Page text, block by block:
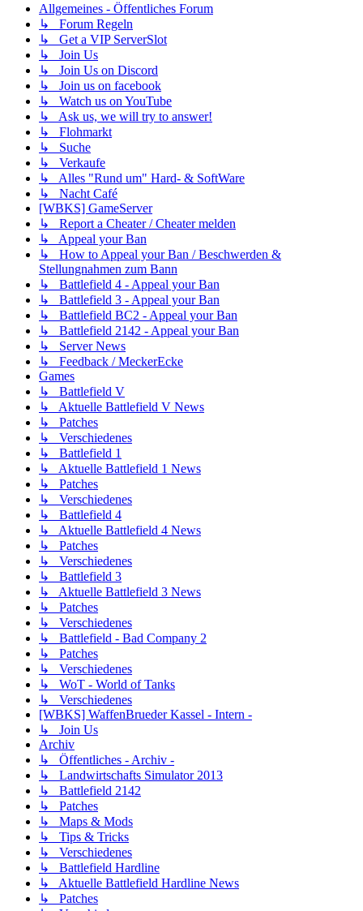
Allgemeines - Öffentliches Forum
↳ Forum Regeln
↳ Get a VIP ServerSlot
↳ Join Us
↳ Join Us on Discord
↳ Join us on facebook
↳ Watch us on YouTube
↳ Ask us, we will try to answer!
↳ Flohmarkt
↳ Suche
↳ Verkaufe
↳ Alles "Rund um" Hard- & SoftWare
↳ Nacht Café
[WBKS] GameServer
↳ Report a Cheater / Cheater melden
↳ Appeal your Ban
↳ How to Appeal your Ban / Beschwerden &
Stellungnahmen zum Bann
↳ Battlefield 4 - Appeal your Ban
↳ Battlefield 3 - Appeal your Ban
↳ Battlefield BC2 - Appeal your Ban
↳ Battlefield 2142 - Appeal your Ban
↳ Server News
↳ Feedback / MeckerEcke
Games
↳ Battlefield V
↳ Aktuelle Battlefield V News
↳ Patches
↳ Verschiedenes
↳ Battlefield 1
↳ Aktuelle Battlefield 1 News
↳ Patches
↳ Verschiedenes
↳ Battlefield 4
↳ Aktuelle Battlefield 4 News
↳ Patches
↳ Verschiedenes
↳ Battlefield 3
↳ Aktuelle Battlefield 3 News
↳ Patches
↳ Verschiedenes
↳ Battlefield - Bad Company 2
↳ Patches
↳ Verschiedenes
↳ WoT - World of Tanks
↳ Verschiedenes
[WBKS] WaffenBrueder Kassel - Intern -
↳ Join Us
Archiv
↳ Öffentliches - Archiv -
↳ Landwirtschafts Simulator 2013
↳ Battlefield 2142
↳ Patches
↳ Maps & Mods
↳ Tips & Tricks
↳ Verschiedenes
↳ Battlefield Hardline
↳ Aktuelle Battlefield Hardline News
↳ Patches